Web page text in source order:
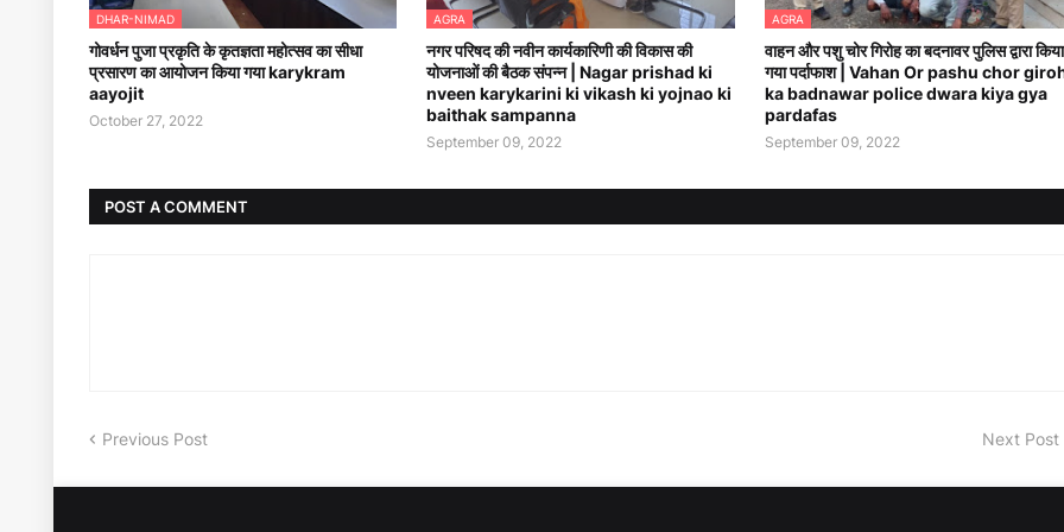
DHAR-NIMAD
गोवर्धन पुजा प्रकृति के कृतज्ञता महोत्सव का सीधा
प्रसारण का आयोजन किया गया karykram
aayojit
October 27, 2022
AGRA
नगर परिषद की नवीन कार्यकारिणी की विकास की
योजनाओं की बैठक संपन्न | Nagar prishad ki
nveen karykarini ki vikash ki yojnao ki
baithak sampanna
September 09, 2022
AGRA
वाहन और पशु चोर गिरोह का बदनावर पुलिस द्वारा किया
गया पर्दाफाश | Vahan Or pashu chor
ka badnawar police dwara kiya gya
pardafas
September 09, 2022
POST A COMMENT
Previous Post Next Post